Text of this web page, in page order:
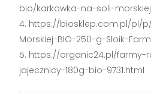
bio/karkowka-na-soli-
https://biosklep.com.pl/pl/
Morskiej-BIO-250-g-Sloik-
https://organic24.pl/
jajecznicy-180g-bio-9731.html